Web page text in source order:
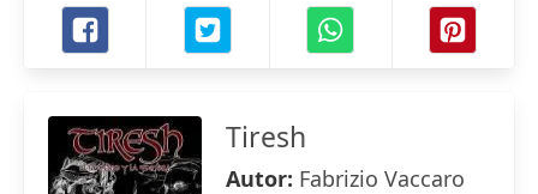
Tiresh
Autor: Fabrizio Vaccaro